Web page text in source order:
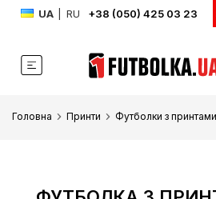
UA RU +38 (050) 425 03 23
Головна Принти Футболки з принтами